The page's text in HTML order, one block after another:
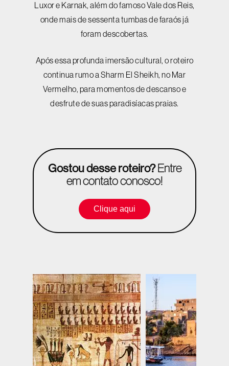
Luxor e Karnak, além do famoso Vale dos Reis,
onde mais de sessenta tumbas de faraós já
foram descobertas.
Após essa profunda imersão cultural, o roteiro
continua rumo a Sharm El Sheikh, no Mar
Vermelho, para momentos de descanso e
desfrute de suas paradisíacas praias.
Gostou desse roteiro?Entre
em contato conosco!
Clique aqui